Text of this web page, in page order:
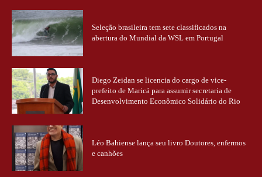
Seleção brasileira tem sete classificados na
abertura do Mundial da WSL em Portugal
Diego Zeidan se licencia do cargo de vice-
prefeito de Maricá para assumir secretaria de
Desenvolvimento Econômico Solidário do Rio
Léo Bahiense lança seu livro Doutores, enfermos
e canhões